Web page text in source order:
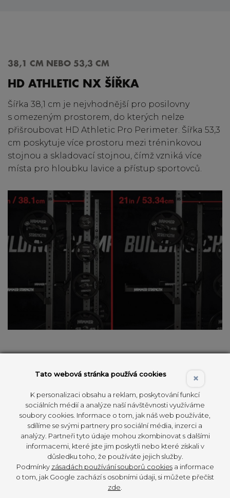
38,1 CM NEBO 53,3 CM
HD ATHLETIC NX ŠÍŘKA
Šířka 38,1 cm je nejvhodnější pro posilovny
s omezeným prostorem, do kterých nelze
přišroubovat HD Athletic Pro Perimeter. Šířka 53,3
cm poskytuje více prostoru mezi tréninkovou
stojnou a skladovací stojnou, čímž vzniká více
místa pro hloubku lavice a přístup sportovců.
HD ATHLETIC NX VÝŠKA
Každé stanoviště HD Athletic NX Rack se vejde
do místností se standardním stropem 244 cm.
Sestavte si dokonalou kombinaci, která bude
odpovídat výškovým omezením stropu
a požadavkům sportovců.
×
Tato webová stránka používá cookies
K personalizaci obsahu a reklam, poskytování funkcí
sociálních médií a analýze naší návštěvnosti využíváme
soubory cookies. Informace o tom, jak náš web používáte,
sdílíme se svými partnery pro sociální média, inzerci a
analýzy. Partneři tyto údaje mohou zkombinovat s dalšími
informacemi, které jste jim poskytli nebo které získali v
důsledku toho, že používáte jejich služby.
Podmínky zásadách používání souborů cookiesa informace
o tom, jak Google zachází s osobními údaji, si můžete přečíst
zde